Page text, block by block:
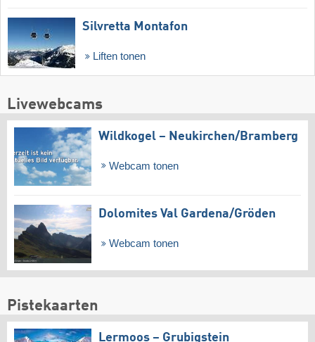
Silvretta Montafon
Liften tonen
Livewebcams
Wildkogel – Neukirchen/​Bramberg
Webcam tonen
Dolomites Val Gardena/​Gröden
Webcam tonen
Pistekaarten
Lermoos – Grubigstein